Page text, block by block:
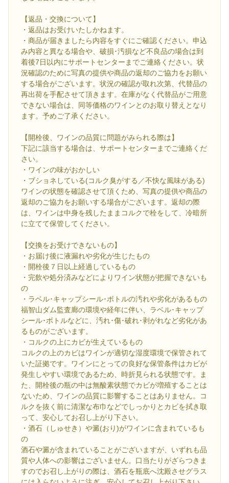
【返品・交換について】
・返品はお受けいたしかねます。
・商品が届きましたら内容をすぐにご確認ください。申込
み内容と異なる場合や、破損･汚損など不良品の場合は到
着後7日以内にサポートセンターまでご連絡ください。状
況確認のために写真の提供や商品の返却のご協力をお願い
する場合がございます。状況の確認が取れ次第、代替品の
再出荷を手配させて頂きます。在庫がなく代替品がご用意
できない場合は、同等価格のワインとのお取り替えとなり
ます。予めご了承ください。
【開栓後、ワインの品質に問題がみられる際は】
下記に該当する場合は、サポートセンターまでご連絡くだ
さい。
・ワインの味がおかしい
・ブショネしている(コルク臭がする／不快な風味がある)
ワインの状態を確認させて頂くため、写真の提供や商品の
返却のご協力をお願いする場合がございます。返却の際
は、ワインは中身を残したままコルクで栓をして、冷暗所
に立てて保管してください。
【交換をお受けできないもの】
・お届け後に液漏れや劣化が生じたもの
・開栓後７日以上経過しているもの
・完飲や処分済みなどによりワイン状態が把握できないも
の
・ラベル･キャップシール･ボトルの汚れや劣化があるもの
福智山ダム監査廊の環境や経年に伴い、ラベル･キャップ
シール･ボトルなどに、汚れ･傷･破れ･剥がれなど劣化があ
るものがございます。
・コルクの上にカビが生えているもの
コルクの上のカビはワインが適切な湿度環境で保管されて
いた証拠です。ワインにとっての良好な保管条件はカビが
発生しやすい環境であるため、時折見られる状態です。ま
た、開栓後の瓶の中は無酸素状態でカビが増殖することは
ないため、ワインの品質に影響することはありません。コ
ルクを抜く前に清潔な布巾などでしっかりとカビを拭き取
って、安心してお召し上がり下さい。
・酒石（しゅせき）や澱(おり)がワインに含まれているも
の
酒石や澱が含まれていることがございますが、いずれも品
質や人体への影響はございません。口当たりがざらつきま
すのでお召し上がりの際は、酒石を瓶底へ沈殿させグラス